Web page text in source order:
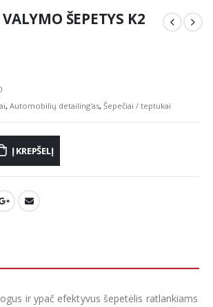
ŠEPETYS K2
, Automobilių detailing'as, Šepečiai / teptukai
Į KREPŠELĮ
ir ypač efektyvus šepetėlis ratlankiams